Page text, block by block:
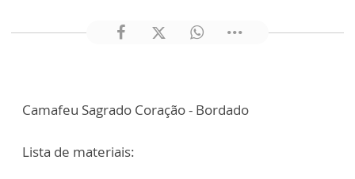
Camafeu Sagrado Coração - Bordado
Lista de materiais: